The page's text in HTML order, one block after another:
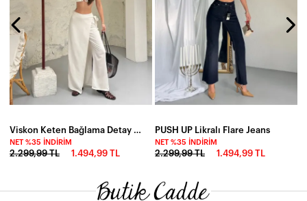
Viskon Keten Bağlama Detay Pantalon Ekru
NET %35 İNDIRIM
2.299,99 TL 1.494,99 TL
PUSH UP Likralı Flare Jeans
NET %35 İNDIRIM
2.299,99 TL 1.494,99 TL